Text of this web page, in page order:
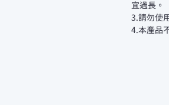
宜過長。
3.請勿使
4.本產品